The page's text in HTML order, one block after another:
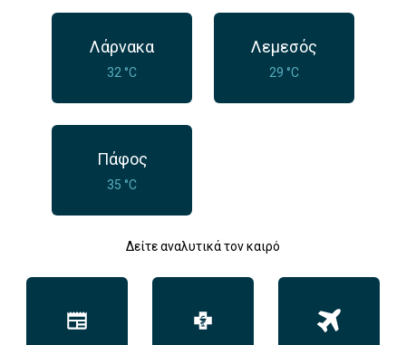
Λάρνακα
32 °C
Λεμεσός
29 °C
Πάφος
35 °C
Δείτε αναλυτικά τον καιρό